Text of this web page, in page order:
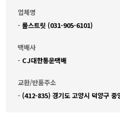
업체명
-롤스트릿 (031-905-6101)
택배사
- CJ대한통운택배
교환/반품주소
- (412-835) 경기도 고양시 덕양구